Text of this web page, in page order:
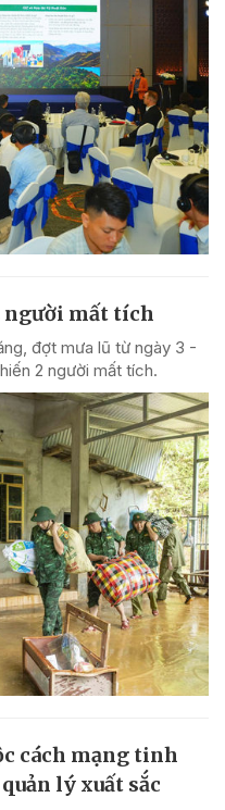
người mất tích
đợt mưa lũ từ ngày 3 -
2 người mất tích.
cách mạng tinh
lý xuất sắc